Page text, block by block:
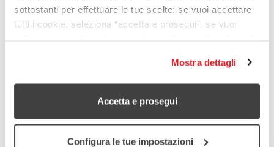
sottostanti per effettuare le tue scelte: se vuoi accettare
tutti i cookie, seleziona “accetta e prosegui”, se vuoi
Mostra dettagli
Accetta e prosegui
Configura le tue impostazioni
Le/i portatrici/tori di diritto coinvolti saranno
persone in situazioni di vulnerabilità economica e
16
Mesi stimati